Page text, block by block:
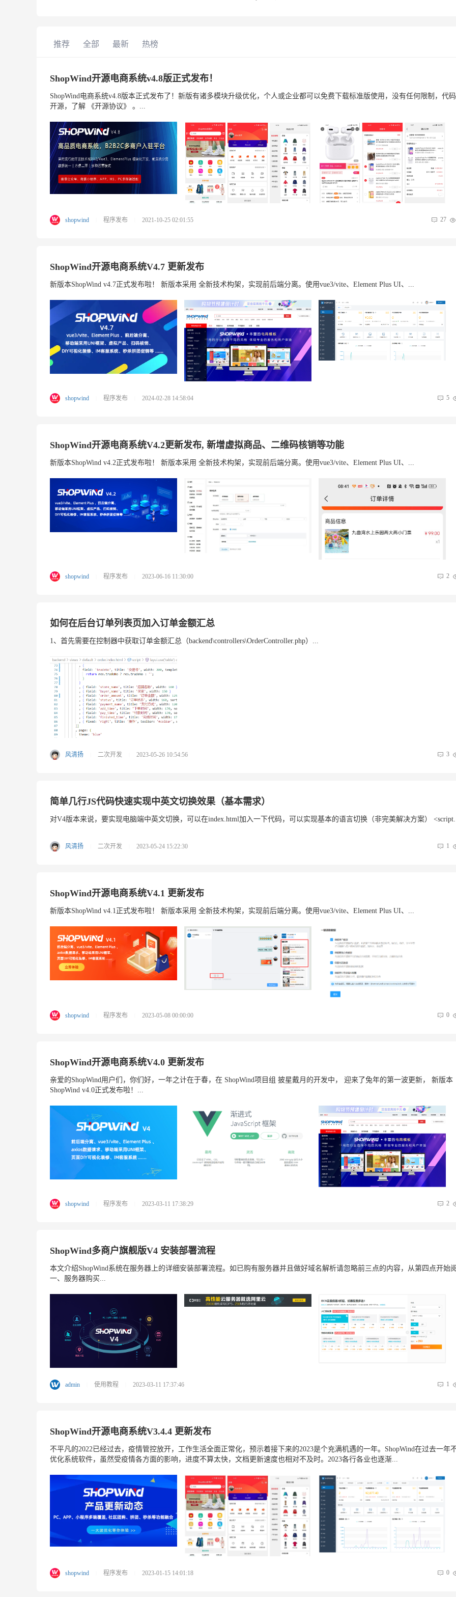
推荐 全部 最新 热榜
ShopWind开源电商系统v4.8版正式发布！
ShopWind电商系统v4.8版本正式发布了！新版有诸多模块升级优化，个人或企业都可以免费下载标准版使用，没有任何限制，代
开源，了解 《开源协议》 。...
shopwind 程序发布 2021-10-25 02:01:55 27
ShopWind开源电商系统V4.7 更新发布
新版本ShopWind v4.7正式发布啦！ 新版本采用 全新技术构架，实现前后端分离。使用vue3/vite、Element Plus UI、...
shopwind 程序发布 2024-02-28 14:58:04 5
ShopWind开源电商系统V4.2更新发布, 新增虚拟商品、二维码核销等功能
新版本ShopWind v4.2正式发布啦！ 新版本采用 全新技术构架，实现前后端分离。使用vue3/vite、Element Plus UI、...
shopwind 程序发布 2023-06-16 11:30:00 2
如何在后台订单列表页加入订单金额汇总
1、首先需要在控制器中获取订单金额汇总（backend\controllers\OrderController.php）...
风清扬 二次开发 2023-05-26 10:54:56 3
简单几行JS代码快速实现中英文切换效果（基本需求）
对V4版本来说，要实现电脑端中英文切换，可以在index.html加入一下代码，可以实现基本的语言切换（非完美解决方案）
风清扬 二次开发 2023-05-24 15:22:30 1
ShopWind开源电商系统V4.1 更新发布
新版本ShopWind v4.1正式发布啦！ 新版本采用 全新技术构架，实现前后端分离。使用vue3/vite、Element Plus UI、...
shopwind 程序发布 2023-05-08 00:00:00 0
ShopWind开源电商系统V4.0 更新发布
亲爱的ShopWind用户们，你们好，一年之计在于春，在 ShopWind项目组 披星戴月的开发中， 迎来了兔年的第一波更新， 新版本
ShopWind v4.0正式发布啦！...
shopwind 程序发布 2023-03-11 17:38:29 2
ShopWind多商户旗舰版V4 安装部署流程
本文介绍ShopWind系统在服务器上的详细安装部署流程。如已购有服务器并且做好域名解析请忽略前三点的内容，从第四点开始
一、服务器购买...
admin 使用教程 2023-03-11 17:37:46 1
ShopWind开源电商系统V3.4.4 更新发布
不平凡的2022已经过去，疫情管控放开，工作生活全面正常化，预示着接下来的2023是个充满机遇的一年。ShopWind在过去一年
优化系统软件，虽然受疫情各方面的影响，进度不算太快，文档更新速度也相对不及时。2023各行各业也逐渐...
shopwind 程序发布 2023-01-15 14:01:18 0